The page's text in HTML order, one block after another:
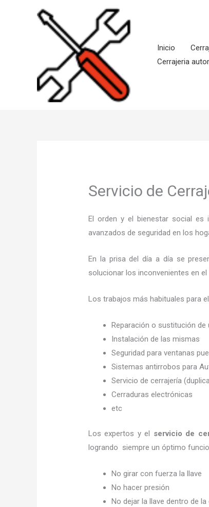
Inicio
Cerrajeria
Servicio de
El orden y el bienestar social es
avanzados de seguridad en los
En la prisa del día a día se
solucionar los inconvenientes en
Los trabajos más habituales para el
Reparación o sustitución de
Instalación de las mismas
Seguridad para ventanas
Sistemas antirrobos para
Servicio de cerrajería
Cerraduras electrónicas
etc
Los expertos y el servicio de
logrando siempre un óptimo
No girar con fuerza la llave
No hacer presión
No dejar la llave dentro de la